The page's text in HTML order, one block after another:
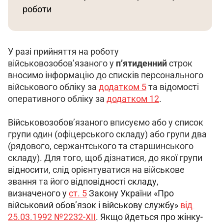
роботи
У разі прийняття на роботу
військовозобов’язаного у п’ятиденний строк
вносимо інформацію до списків персонального
військового обліку за додатком 5 та відомості
оперативного обліку за додатком 12.
Військовозобов’язаного вписуємо або у список
групи один (офіцерського складу) або групи два
(рядового, сержантського та старшинського
складу). Для того, щоб дізнатися, до якої групи
відносити, слід орієнтуватися на військове
звання та його відповідності складу,
визначеного у ст. 5 Закону України «Про
військовий обов’язок і військову службу» від
25.03.1992 №2232-XII. Якщо йдеться про жінку-